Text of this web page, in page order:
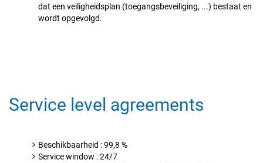
dat een veiligheidsplan (toegangsbeveiliging, ...) bestaat en
wordt opgevolgd.
Service level agreements
Beschikbaarheid : 99,8 %
Service window : 24/7